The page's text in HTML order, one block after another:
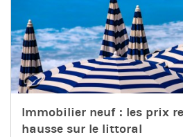
Immobilier neuf : les prix
hausse sur le littoral